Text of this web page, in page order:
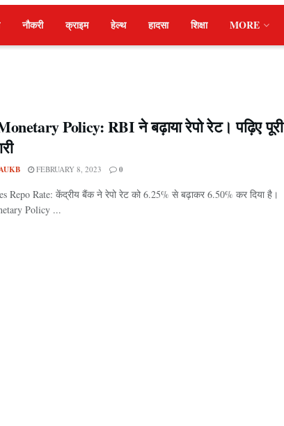
नौकरी क्राइम हेल्थ हादसा शिक्षा MORE
Policy: RBI ने बढ़ाया रेपो रेट। पढ़िए पूरी
FEBRUARY 8, 2023 0
Repo Rate: केंद्रीय बैंक ने रेपो रेट को 6.25% से बढ़ाकर 6.50% कर दिया है।
Policy ...